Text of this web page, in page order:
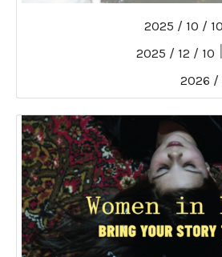
10 / 10 / 2025
10 / 12 / 2025